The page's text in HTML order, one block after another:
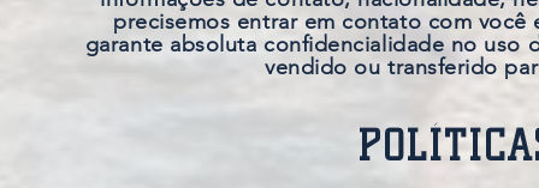
precisemos entrar em contato com você
garante absoluta confidencialidade no uso
vendido ou transferido